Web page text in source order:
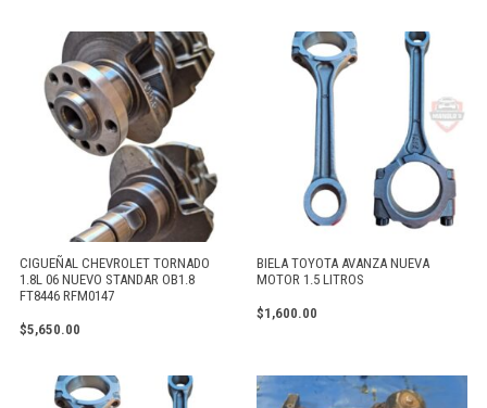
CIGUEÑAL CHEVROLET TORNADO
1.8L 06 NUEVO STANDAR OB1.8
FT8446 RFM0147
$5,650.00
BIELA TOYOTA AVANZA NUEVA
MOTOR 1.5 LITROS
$1,600.00